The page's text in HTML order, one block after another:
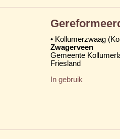
• Kollumerzwaag
Zwagerveen
Gemeente
Friesland
In gebruik